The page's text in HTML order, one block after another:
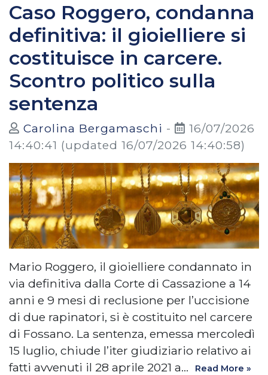
Caso Roggero, condanna
definitiva: il gioielliere si
costituisce in carcere.
Scontro politico sulla
sentenza
Carolina Bergamaschi -
16/07/2026
14:40:41 (updated 16/07/2026 14:40:58)
Mario Roggero, il gioielliere condannato in
via definitiva dalla Corte di Cassazione a 14
anni e 9 mesi di reclusione per l’uccisione
di due rapinatori, si è costituito nel carcere
di Fossano. La sentenza, emessa mercoledì
15 luglio, chiude l’iter giudiziario relativo ai
fatti avvenuti il 28 aprile 2021 a…
Read More »